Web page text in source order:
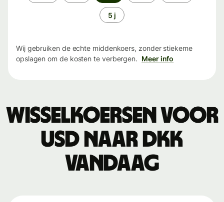
5 j
Wij gebruiken de echte middenkoers, zonder stiekeme
opslagen om de kosten te verbergen. Meer info
Wisselkoersen voor
USD naar DKK
vandaag